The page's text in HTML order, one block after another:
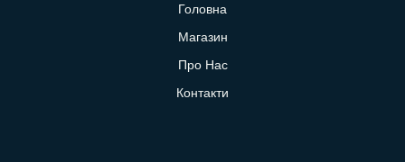
Головна
Магазин
Про Нас
Контакти